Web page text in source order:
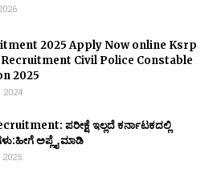
2025 Apply Now online Ksrp
Civil Police Constable
2025
ಪರೀಕ್ಷೆ ಇಲ್ಲದೆ ಕರ್ನಾಟಕದಲ್ಲಿ
ಅಪ್ಲೈ ಮಾಡಿ